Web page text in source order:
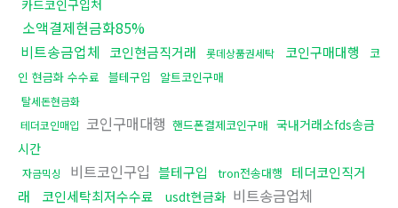
카드코인구입처
소액결제현금화85%
비트송금업체
코인현금직거래 롯데상품권세탁 코인구매대행
코
인 현금화 수수료 블테구입 알트코인구매
탈세돈현금화
테더코인매입 코인구매대행 핸드폰결제코인구매 국내거래소fds송금
시간
자금믹싱 비트코인구입 블테구입 tron전송대행
테더코인직거
래
코인세탁최저수수료 usdt현금화 비트송금업체